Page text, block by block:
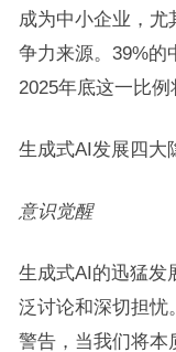
成为中小企业，
争力来源。39%的
2025年底这一比例
生成式AI发展四大
意识觉醒
生成式AI的迅猛发
泛讨论和深切担忧
警告，当我们将本